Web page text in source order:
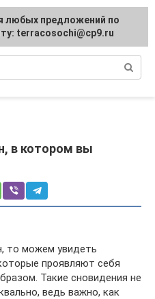
в котором вы
то можем увидеть
проявляют себя
Такие сновидения не
ведь важно, как
любых предложений по
terracosochi@cp9.ru